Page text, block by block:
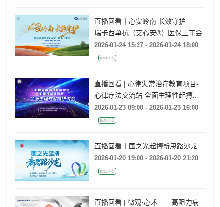
直播回看丨心安岭南 长效守护——
瑞卡西单抗（艾心安®）医保上市会
2026-01-24 15:27 - 2026-01-24 18:00
1691人次
直播回看 | 心律失常治疗教育项目-
心律疗法交流站 全面生理性起搏研
讨会
2026-01-23 09:00 - 2026-01-23 16:00
1643人次
直播回看丨国之光起搏新思路沙龙
2026-01-20 19:00 - 2026-01-20 21:20
1033人次
直播回看 | 微观·心术——高阻力病